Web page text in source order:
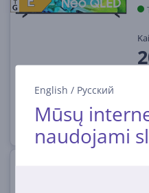
English / Русский
Mūsų
naudojami
G